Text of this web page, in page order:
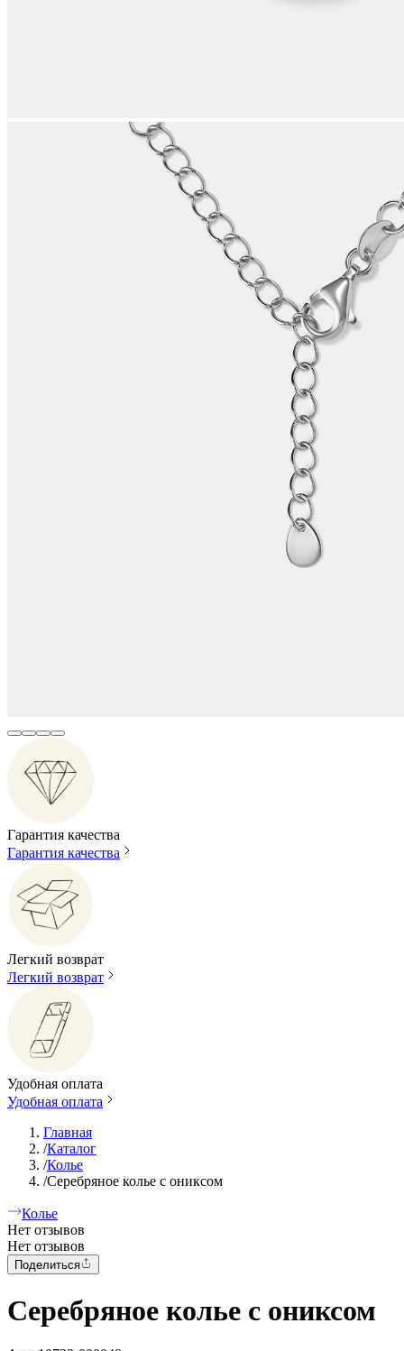
Гарантия качества
Гарантия качества
Легкий возврат
Легкий возврат
Удобная оплата
Удобная оплата
Главная
/Каталог
/Колье
/Серебряное колье с ониксом
Колье
Нет отзывов
Нет отзывов
Поделиться
Серебряное колье с ониксом